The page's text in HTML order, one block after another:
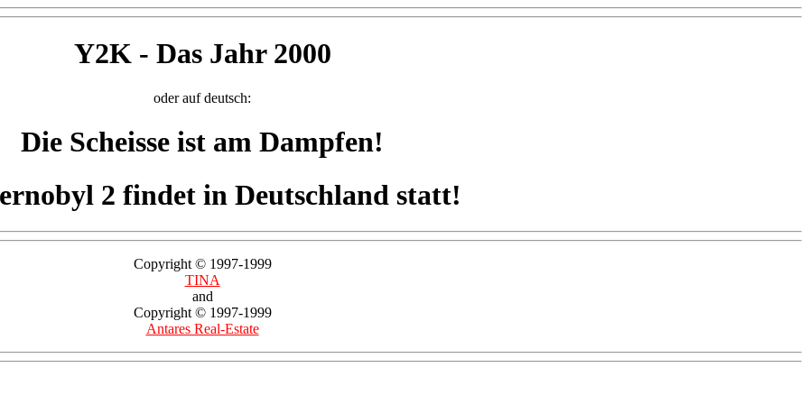
Y2K - Das Jahr 2000
oder auf deutsch:
Die Scheisse ist am Dampfen!
2 findet in Deutschland statt!
Copyright © 1997-1999
TINA
and
Copyright © 1997-1999
Antares Real-Estate